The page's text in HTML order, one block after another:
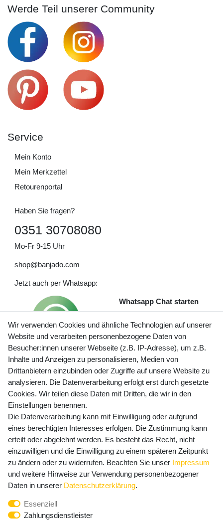
Werde Teil unserer Community
Service
Mein Konto
Mein Merkzettel
Retourenportal
Haben Sie fragen?
0351 30708080
Mo-Fr 9-15 Uhr
shop@banjado.com
Jetzt auch per Whatsapp:
Whatsapp Chat starten
Preisangaben inkl. gesetzl. MwSt. und zzgl. Service- und
Versandkosten
Newsletter Anmeldung - Keine Angebote
mehr verpassen!
E-MAIL **
Newsletter
Honig
Hiermit bestätige ich, dass ich dieDaten­schutz­erklärung
widerrufen.**
Wir verwenden Cookies und ähnliche Technologien auf unserer
Website und verarbeiten personenbezogene Daten von
Besucher:innen unserer Webseite (z.B. IP-Adresse), um z.B.
Inhalte und Anzeigen zu personalisieren, Medien von
Drittanbietern einzubinden oder Zugriffe auf unsere Website zu
analysieren. Die Datenverarbeitung erfolgt erst durch gesetzte
Cookies. Wir teilen diese Daten mit Dritten, die wir in den
Einstellungen benennen.
Die Datenverarbeitung kann mit Einwilligung oder aufgrund
eines berechtigten Interesses erfolgen. Die Zustimmung kann
erteilt oder abgelehnt werden. Es besteht das Recht, nicht
einzuwilligen und die Einwilligung zu einem späteren Zeitpunkt
zu ändern oder zu widerrufen. Beachten Sie unser Impressum
und weitere Hinweise zur Verwendung personenbezogener
Daten in unserer Daten­schutz­erklärung.
Essenziell
Zahlungsdienstleister